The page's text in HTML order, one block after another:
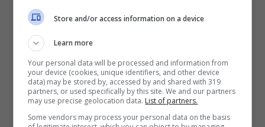
Nel filmato vediamo Bublè con la girl band
vestita in bianco e nero con tanto di palco.
Effettivamente definirlo video ufficiale è
Store and/or access information on a device
Learn more
Your personal data will be processed and information from
your device (cookies, unique identifiers, and other device
data) may be stored by, accessed by and shared with 319
partners, or used specifically by this site. We and our partners
may use precise geolocation data. List of partners.
Some vendors may process your personal data on the basis